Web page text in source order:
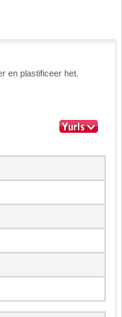
en plastificeer het.